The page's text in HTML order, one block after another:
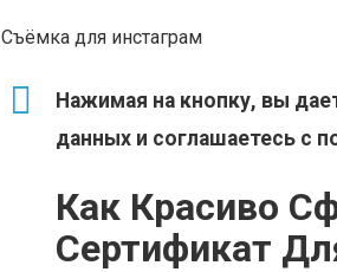
Съёмка для инстаграм
Нажимая на кнопку, вы
данных и соглашаетесь c
Как Красиво
Сертификат